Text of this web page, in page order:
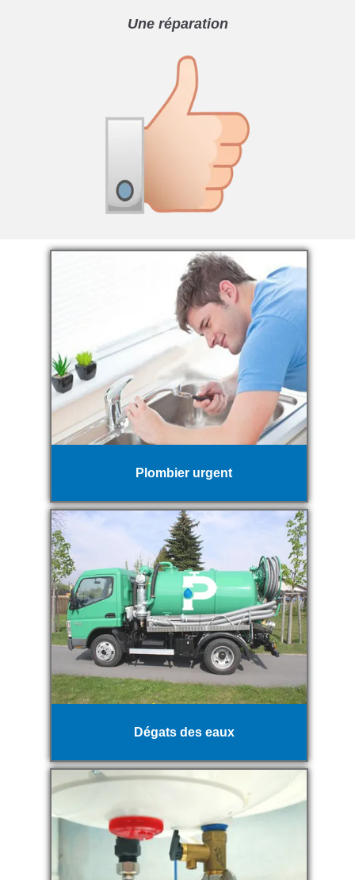
Une réparation
Plombier urgent
Dégats des eaux